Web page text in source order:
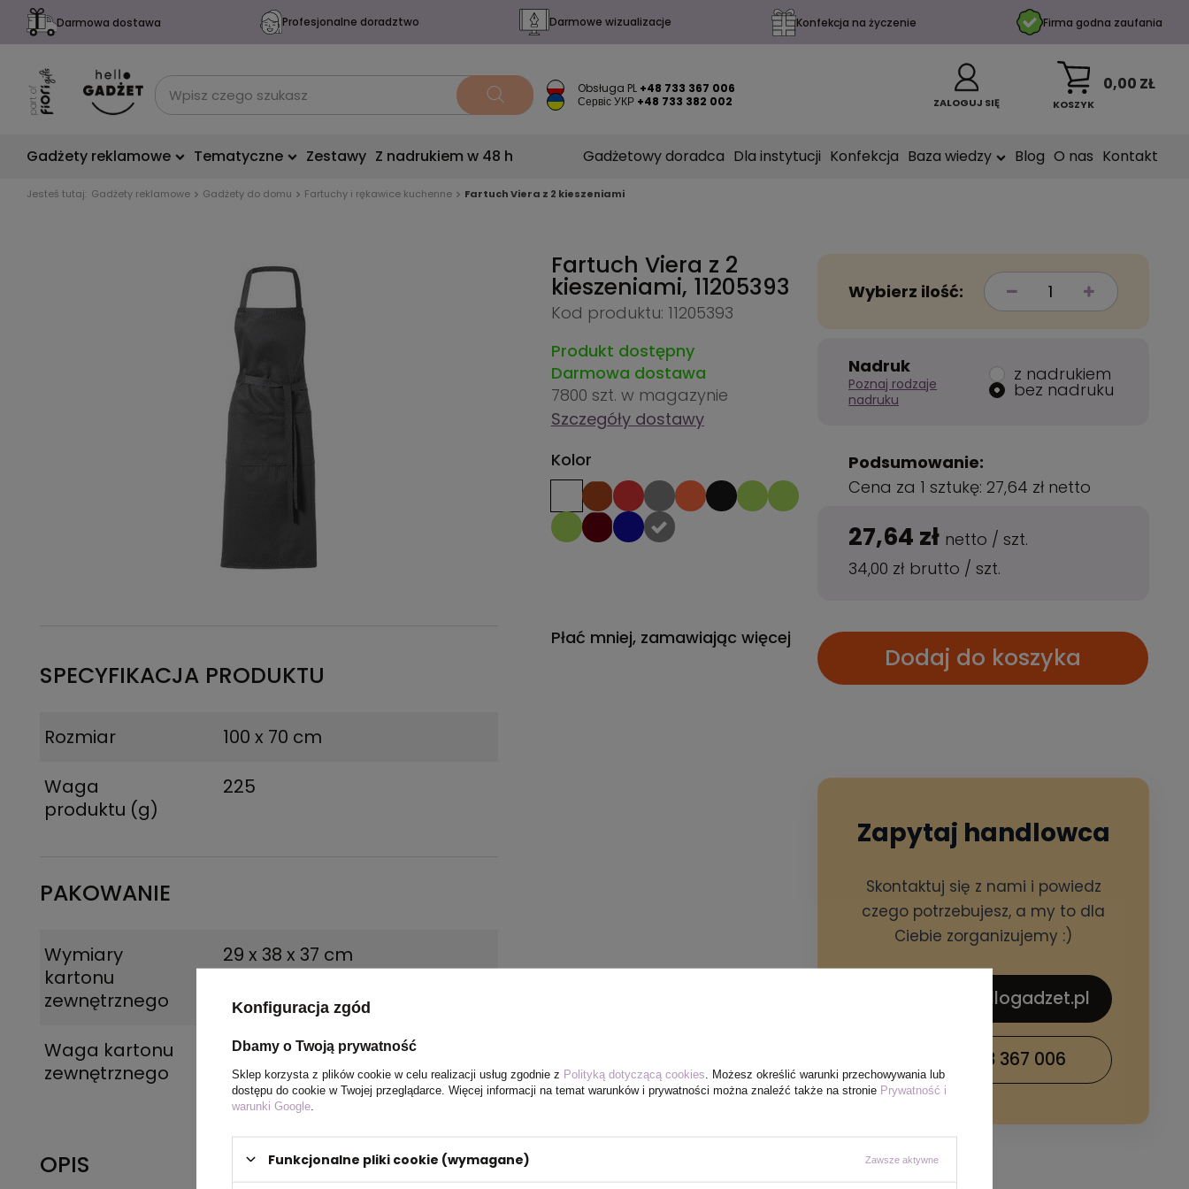
Darmowa dostawa Profesjonalne doradztwo Darmowe wizualizacje Konfekcja na życzenie Firma godna zaufania
Obsługa PL +48 733 367 006
Сервіс УКР +48 733 382 002 ZALOGUJ SIĘ KOSZYK
0,00 ZŁ
Gadżety reklamowe Tematyczne Zestawy Z nadrukiem w 48 h Gadżetowy doradca Dla instytucji Konfekcja Baza wiedzy Blog O nas Kontakt
Jesteś tutaj: Gadżety reklamowe Gadżety do domu Fartuchy i rękawice kuchenne Fartuch Viera z 2 kieszeniami
SPECYFIKACJA PRODUKTU
Rozmiar
100 x 70 cm
Waga
produktu (g)
225
PAKOWANIE
Wymiary
kartonu
zewnętrznego
29 x 38 x 37 cm
Waga kartonu
zewnętrznego
13 kg
OPIS
Fartuch Viera z 2
kieszeniami, 11205393
Kod produktu: 11205393
Produkt dostępny
Darmowa dostawa
7800 szt. w magazynie
Szczegóły dostawy
Kolor
Płać mniej, zamawiając więcej
Wybierz ilość:
Nadruk
Poznaj rodzaje
nadruku
z nadrukiem
bez nadruku
Podsumowanie:
Cena za 1 sztukę:27,64 zł netto
27,64 zł netto /szt.
34,00 zł brutto /szt.
Dodaj do koszyka
Zapytaj handlowca
Skontaktuj się z nami i powiedz
czego potrzebujesz, a my to dla
Ciebie zorganizujemy :)
sklep@hellogadzet.pl
+48 733 367 006
Konfiguracja zgód
Dbamy o Twoją prywatność
Sklep korzysta z plików cookie w celu realizacji usług zgodnie z Polityką dotyczącą cookies . Możesz określić warunki przechowywania lub
dostępu do cookie w Twojej przeglądarce. Więcej informacji na temat warunków i prywatności można znaleźć także na stronie Prywatność i
warunki Google
Funkcjonalne pliki cookie (wymagane) Zawsze aktywne